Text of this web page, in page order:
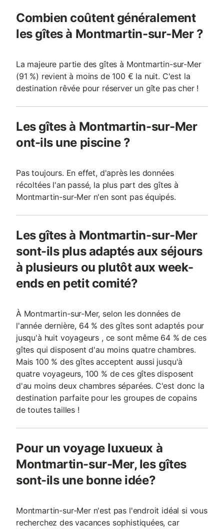
Combien coûtent généralement
les gîtes à Montmartin-sur-Mer ?
La majeure partie des gîtes à Montmartin-sur-Mer
(91 %) revient à moins de 100 € la nuit. C'est la
destination rêvée pour réserver un gîte pas cher !
Les gîtes à Montmartin-sur-Mer
ont-ils une piscine ?
Pas toujours. En effet, d'après les données
récoltées l'an passé, la plus part des gîtes à
Montmartin-sur-Mer n'en sont pas équipés.
Les gîtes à Montmartin-sur-Mer
sont-ils plus adaptés aux séjours
à plusieurs ou plutôt aux week-
ends en petit comité?
À Montmartin-sur-Mer, selon les données de
l'année dernière, 64 % des gîtes sont adaptés pour
jusqu'à huit voyageurs , ce sont même 64 % de ces
gîtes qui disposent d'au moins quatre chambres.
Mais 100 % des gîtes acceptent aussi jusqu'à
quatre voyageurs, 100 % de ces gîtes disposent
d'au moins deux chambres séparées. C'est donc la
destination parfaite pour les groupes de copains
de toutes tailles !
Pour un voyage luxueux à
Montmartin-sur-Mer, les gîtes
sont-ils une bonne idée?
Montmartin-sur-Mer n'est pas l'endroit idéal si vous
recherchez des vacances sophistiquées, car